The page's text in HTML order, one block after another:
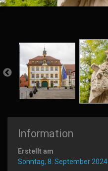
Information
Erstellt am
Sonntag, 8. September 2024